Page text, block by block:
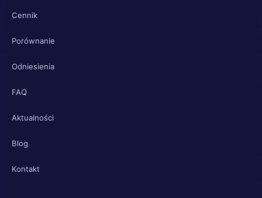
Cennik
Porównanie
Odniesienia
FAQ
Aktualności
Blog
Kontakt